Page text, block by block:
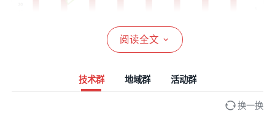
阅读全文
技术群 地域群 活动群
换一换